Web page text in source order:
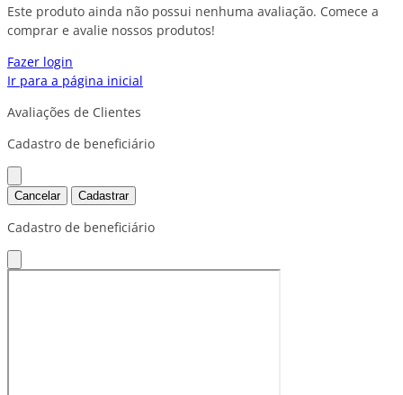
Este produto ainda não possui nenhuma avaliação. Comece a
comprar e avalie nossos produtos!
Fazer login
Ir para a página inicial
Avaliações de Clientes
Cadastro de beneficiário
Cancelar Cadastrar
Cadastro de beneficiário